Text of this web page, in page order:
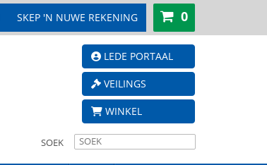
SKEP 'N NUWE REKENING 0
LEDE PORTAAL
VEILINGS
WINKEL
SOEK